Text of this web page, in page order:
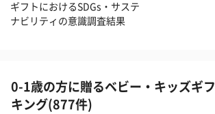
ギフトにおけるSDGs・サステ
ナビリティの意識調査結果
0-1歳の方に贈るベビー・キッズギ
キング(877件)